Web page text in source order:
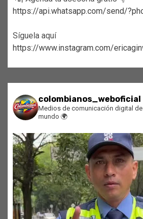
https://api.whatsapp.com/send/
Síguela aquí
https://www.instagram.com/
colombianos_weboficial
Medios de comunicación digital
mundo 🌍